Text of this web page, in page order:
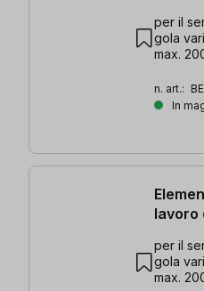
per il
gola
max.
n. art.:
In
lavoro
per il
gola
max.